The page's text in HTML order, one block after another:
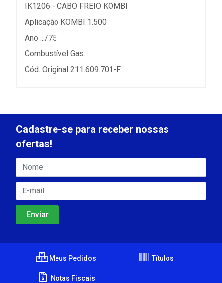
IK1206 - CABO FREIO KOMBI
Aplicação KOMBI 1.500
Ano .../75
Combustível Gas.
Cód. Original 211.609.701-F
Cadastre-se para receber nossas
ofertas!
Meus Pedidos Títulos
Notas Fiscais